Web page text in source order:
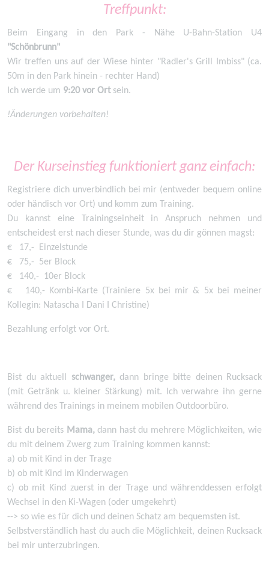
Treffpunkt:
Beim Eingang in den Park - Nähe U-Bahn-Station U4
"Schönbrunn"
Wir treffen uns auf der Wiese hinter "Radler's Grill Imbiss" (ca.
50m in den Park hinein - rechter Hand)
Ich werde um 9:20 vor Ortsein.
!Änderungen vorbehalten!
Der Kurseinstieg funktioniert ganz einfach:
Registriere dich unverbindlich bei mir (entweder bequem online
oder händisch vor Ort) und komm zum Training.
Du kannst eine Trainingseinheit in Anspruch nehmen und
entscheidest erst nach dieser Stunde, was du dir gönnen magst:
€ 17,- Einzelstunde
€ 75,- 5er Block
€ 140,- 10er Block
€ 140,- Kombi-Karte (Trainiere 5x bei mir & 5x bei meiner
Kollegin: Natascha I Dani I Christine)
Bezahlung erfolgt vor Ort.
Bist du aktuell schwanger,dann bringe bitte deinen Rucksack
(mit Getränk u. kleiner Stärkung) mit. Ich verwahre ihn gerne
während des Trainings in meinem mobilen Outdoorbüro.
Bist du bereits Mama,dann hast du mehrere Möglichkeiten, wie
du mit deinem Zwerg zum Training kommen kannst:
a) ob mit Kind in der Trage
b) ob mit Kind im Kinderwagen
c) ob mit Kind zuerst in der Trage und währenddessen erfolgt
Wechsel in den Ki-Wagen (oder umgekehrt)
--> so wie es für dich und deinen Schatz am bequemsten ist.
Selbstverständlich hast du auch die Möglichkeit, deinen Rucksack
bei mir unterzubringen.